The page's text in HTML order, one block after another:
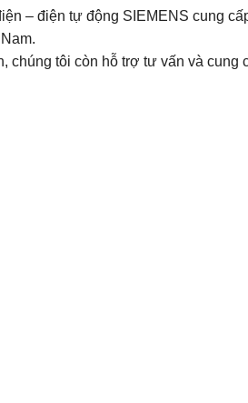
– điện tự động SIEMENS cung
chúng tôi còn hỗ trợ tư vấn và cung